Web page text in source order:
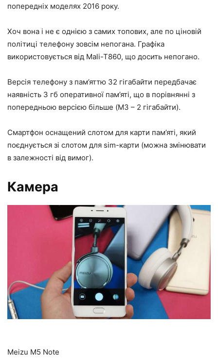
попередніх моделях 2016 року.
Хоч вона і не є однією з самих топових, але по ціновій
політиці телефону зовсім непогана. Графіка
використовується від Mali-T860, що досить непогано.
Версія телефону з пам’яттю 32 гігабайти передбачає
наявність 3 гб оперативної пам’яті, що в порівнянні з
попередньою версією більше (M3 – 2 гігабайти).
Смартфон оснащений слотом для карти пам’яті, який
поєднується зі слотом для sim-карти (можна змінювати
в залежності від вимог).
Камера
Meizu M5 Note